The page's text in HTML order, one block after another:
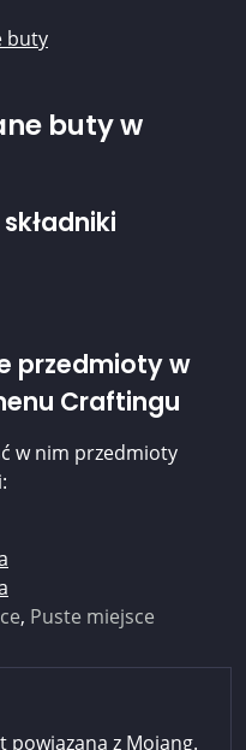
buty
buty w
przedmioty w
Craftingu
w nim przedmioty
, Puste miejsce
z Mojang.